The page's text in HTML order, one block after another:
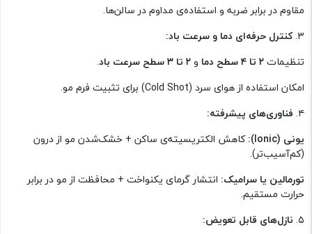
مقاوم در برابر ضربه و استفاده‌ی مداوم در سالن‌ها.
۳. کنترل حرفه‌ای دما و سرعت باد:
تنظیمات۲ تا ۴ سطح دما و۲ تا ۳ سطح سرعت باد
.
امکان استفاده از هوای سرد (Cold Shot) برای تثبیت فرم مو.
۴. فناوری‌های پیشرفته:
یونی (Ionic):
کاهش الکتریسیته‌ی ساکن + خشک‌شدن مو از درون
(کم‌آسیب‌تر).
تورمالین یا سرامیک: انتشار گرمای یکنواخت + محافظت از مو در برابر
حرارت مستقیم.
۵. نازل‌های قابل تعویض: